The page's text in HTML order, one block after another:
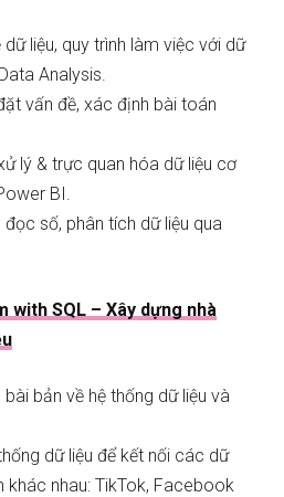
dữ liệu, quy trình làm việc với dữ
Analysis.
vấn đề, xác định bài toán
lý & trực quan hóa dữ liệu cơ
BI.
đọc số, phân tích dữ liệu qua
with SQL – Xây dựng nhà
bản về hệ thống dữ liệu và
dữ liệu để kết nối các dữ
khác nhau: TikTok, Facebook